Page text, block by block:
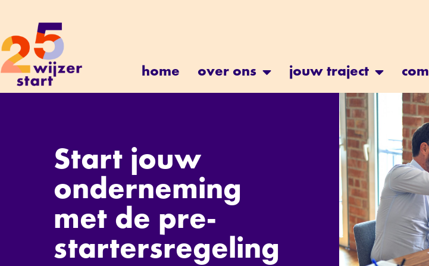
home over ons jouw traject
Start jouw
onderneming
met de pre-
startersregeling